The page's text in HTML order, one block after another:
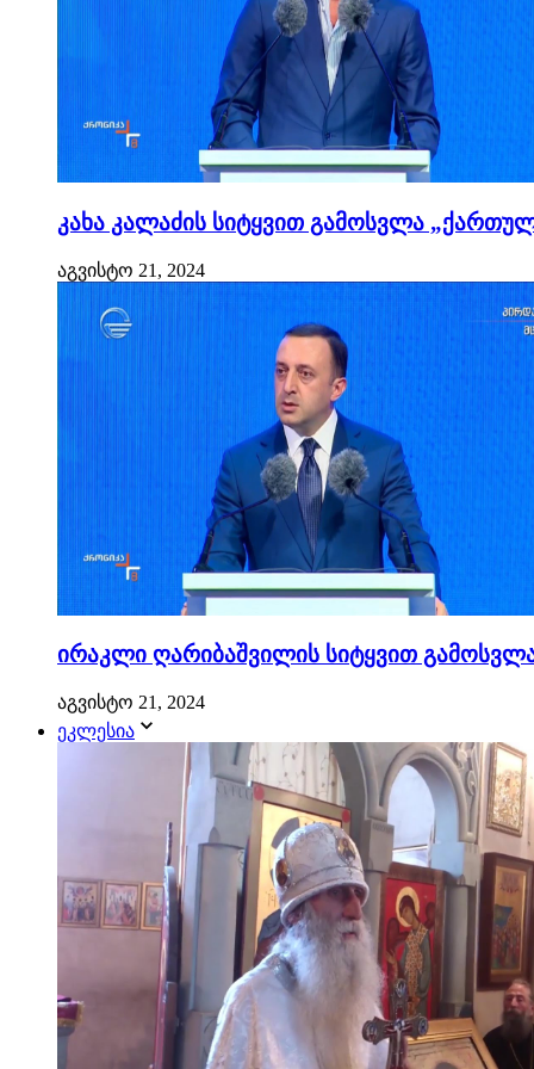
კახა კალაძის სიტყვით გამოსვლა
აგვისტო 21, 2024
ირაკლი ღარიბაშვილის სიტყვით
აგვისტო 21, 2024
ეკლესია